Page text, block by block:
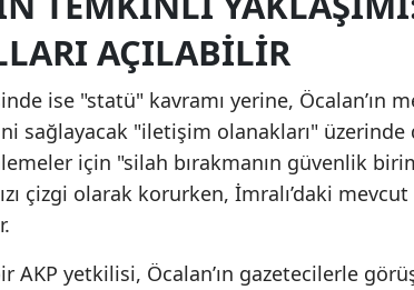
AÇILABILIR
ise "statü" kavramı yerine, Öcalan’ın
sağlayacak "iletişim olanakları" üzerinde
için "silah bırakmanın güvenlik
çizgi olarak korurken, İmralı’daki
AKP yetkilisi, Öcalan’ın gazetecilerle